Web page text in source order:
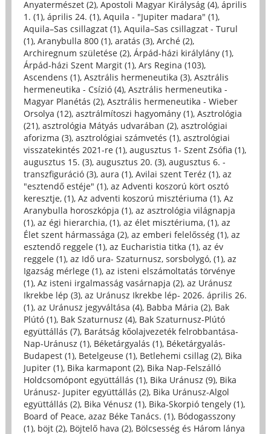
Anyatermészet (2), Apostoli Magyar Királyság (4), április
1. (1), április 24. (1), Aquila - "Jupiter madara" (1),
Aquila–Sas csillagzat (1), Aquila–Sas csillagzat - Turul
(1), Aranybulla 800 (1), aratás (3), Arché (2),
Archiregnum születése (2), Árpád-házi királylány (1),
Árpád-házi Szent Margit (1), Ars Regina (103),
Ascendens (1), Asztrális hermeneutika (3), Asztrális
hermeneutika - Csízió (4), Asztrális hermeneutika -
Magyar Planétás (2), Asztrális hermeneutika - Wieber
Orsolya (12), asztrálmítoszi hagyomány (1), Asztrológia
(21), asztrológia Mátyás udvarában (2), asztrológiai
aforizma (3), asztrológiai számvetés (1), asztrológiai
visszatekintés 2021-re (1), augusztus 1- Szent Zsófia (1),
augusztus 15. (3), augusztus 20. (3), augusztus 6. -
transzfiguráció (3), aura (1), Avilai szent Teréz (1), az
"esztendő estéje" (1), az Adventi koszorú kört osztó
keresztje, (1), Az adventi koszorú misztériuma (1), Az
Aranybulla horoszkópja (1), az asztrológia világnapja
(1), az égi hierarchia, (1), az élet misztériuma, (1), az
Élet szent hármassága (2), az emberi felelősség (1), az
esztendő reggele (1), az Eucharistia titka (1), az év
reggele (1), az Idő ura- Szaturnusz, sorsbolygó, (1), az
Igazság mérlege (1), az isteni elszámoltatás törvénye
(1), Az isteni irgalmasság vasárnapja (2), az Uránusz
Ikrekbe lép (3), az Uránusz Ikrekbe lép- 2026. április 26.
(1), az Uránusz jegyváltása (4), Babba Mária (2), Bak
Plútó (1), Bak Szaturnusz (4), Bak Szaturnusz-Plútó
együttállás (7), Barátság kőolajvezeték felrobbantása-
Nap-Uránusz (1), Béketárgyalás (1), Béketárgyalás-
Budapest (1), Betelgeuse (1), Betlehemi csillag (2), Bika
Jupiter (1), Bika karmapont (2), Bika Nap-Felszálló
Holdcsomópont együttállás (1), Bika Uránusz (9), Bika
Uránusz- Jupiter együttállás (2), Bika Uránusz-Algol
együttállás (2), Bika Vénusz (1), Bika-Skorpió tengely (1),
Board of Peace, azaz Béke Tanács. (1), Bódogasszony
(1), böjt (2), Böjtelő hava (2), Bölcsesség és Három lánya